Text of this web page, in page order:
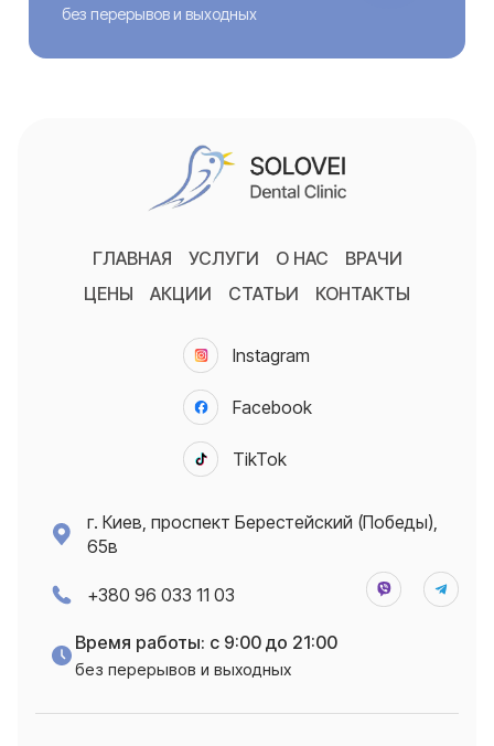
без перерывов и выходных
ГЛАВНАЯ УСЛУГИ О НАС
ВРАЧИ
ЦЕНЫ
АКЦИИ СТАТЬИ КОНТАКТЫ
Instagram
Facebook
TikTok
г. Киев, проспект Берестейский (Победы),
65в
+380 96 033 11 03
Время работы: с 9:00 до 21:00
без перерывов и выходных